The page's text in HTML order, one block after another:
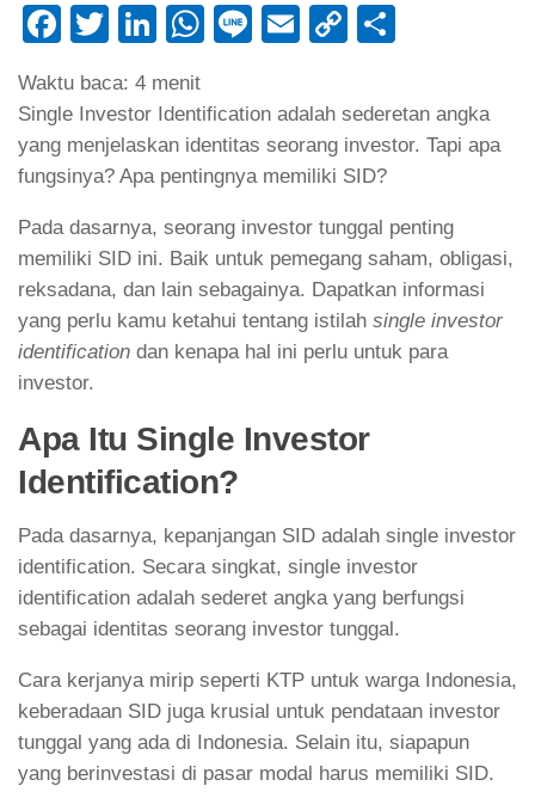
Facebook
TwitterLinkedIn
WhatsApp
LineEmailCopy
Waktu baca: 4 menit
Single Investor Identification adalah sederetan angka
yang menjelaskan identitas seorang investor. Tapi apa
fungsinya? Apa pentingnya memiliki SID?
Pada dasarnya, seorang investor tunggal penting
memiliki SID ini. Baik untuk pemegang saham, obligasi,
reksadana, dan lain sebagainya. Dapatkan informasi
yang perlu kamu ketahui tentang istilah single investor
identification dan kenapa hal ini perlu untuk para
investor.
Apa Itu Single Investor
Identification?
Pada dasarnya, kepanjangan SID adalah single investor
identification. Secara singkat, single investor
identification adalah sederet angka yang berfungsi
sebagai identitas seorang investor tunggal.
Cara kerjanya mirip seperti KTP untuk warga Indonesia,
keberadaan SID juga krusial untuk pendataan investor
tunggal yang ada di Indonesia. Selain itu, siapapun
yang berinvestasi di pasar modal harus memiliki SID.